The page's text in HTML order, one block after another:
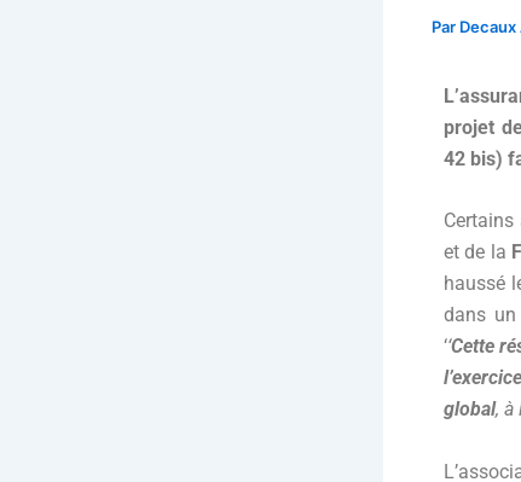
Par
projet
42 bis)
Certains
et de la
haussé
dans
‘‘Cette
global, à